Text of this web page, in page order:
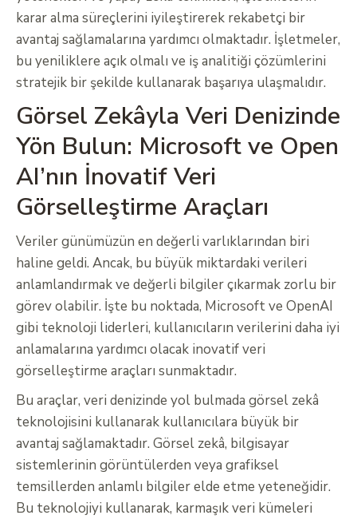
karar alma süreçlerini iyileştirerek rekabetçi bir
avantaj sağlamalarına yardımcı olmaktadır. İşletmeler,
bu yeniliklere açık olmalı ve iş analitiği çözümlerini
stratejik bir şekilde kullanarak başarıya ulaşmalıdır.
Görsel Zekâyla Veri Denizinde
Yön Bulun: Microsoft ve Open
AI’nın İnovatif Veri
Görselleştirme Araçları
Veriler günümüzün en değerli varlıklarından biri
haline geldi. Ancak, bu büyük miktardaki verileri
anlamlandırmak ve değerli bilgiler çıkarmak zorlu bir
görev olabilir. İşte bu noktada, Microsoft ve OpenAI
gibi teknoloji liderleri, kullanıcıların verilerini daha iyi
anlamalarına yardımcı olacak inovatif veri
görselleştirme araçları sunmaktadır.
Bu araçlar, veri denizinde yol bulmada görsel zekâ
teknolojisini kullanarak kullanıcılara büyük bir
avantaj sağlamaktadır. Görsel zekâ, bilgisayar
sistemlerinin görüntülerden veya grafiksel
temsillerden anlamlı bilgiler elde etme yeteneğidir.
Bu teknolojiyi kullanarak, karmaşık veri kümeleri